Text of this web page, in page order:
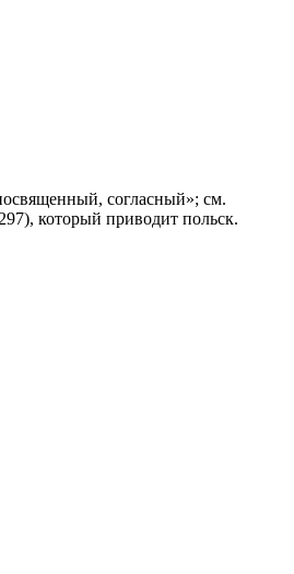
согласный»; см.
который приводит польск.